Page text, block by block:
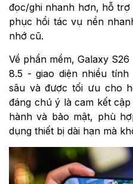
đọc/ghi nhanh hơn, hỗ
phục hồi tác vụ nền
nhớ cũ.
Về phần mềm, Galaxy
8.5 - giao diện nhiều
sâu và được tối ưu cho
đáng chú ý là cam kết
hành và bảo mật, phù
dụng thiết bị dài hạn mà